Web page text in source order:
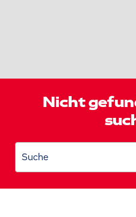
Nicht
Suche